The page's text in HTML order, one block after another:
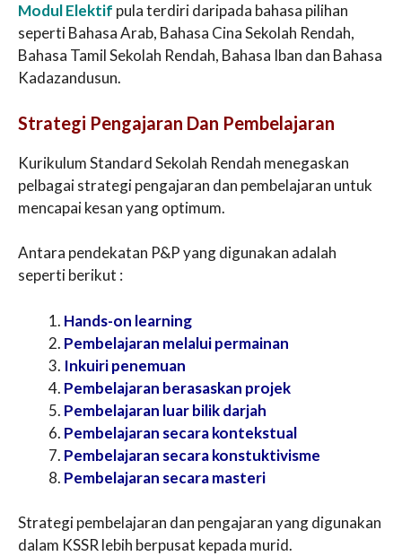
Modul Elektif pula terdiri daripada bahasa pilihan
seperti Bahasa Arab, Bahasa Cina Sekolah Rendah,
Bahasa Tamil Sekolah Rendah, Bahasa Iban dan Bahasa
Kadazandusun.
Strategi Pengajaran Dan Pembelajaran
Kurikulum Standard Sekolah Rendah menegaskan
pelbagai strategi pengajaran dan pembelajaran untuk
mencapai kesan yang optimum.
Antara pendekatan P&P yang digunakan adalah
seperti berikut :
Hands-on learning
Pembelajaran melalui permainan
Inkuiri penemuan
Pembelajaran berasaskan projek
Pembelajaran luar bilik darjah
Pembelajaran secara kontekstual
Pembelajaran secara konstuktivisme
Pembelajaran secara masteri
Strategi pembelajaran dan pengajaran yang digunakan
dalam KSSR lebih berpusat kepada murid.